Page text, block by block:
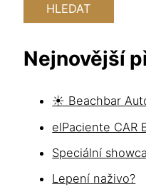
HLEDAT
Nejnovější
☀️ Beachbar
elPaciente CAR
Speciální
Lepení naživo?